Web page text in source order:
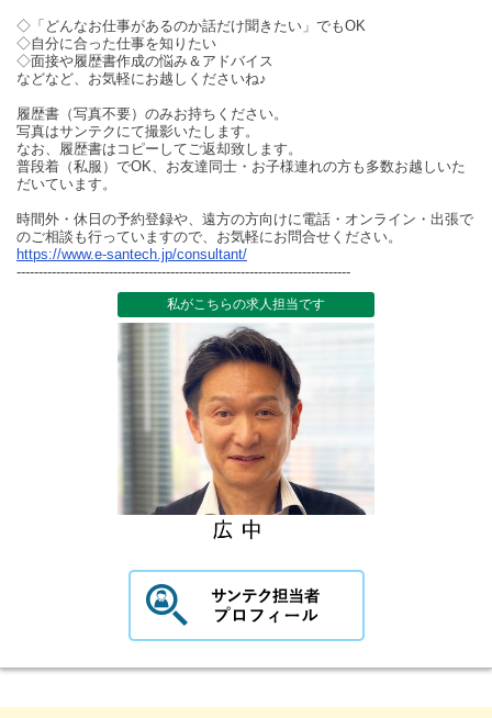
◇「どんなお仕事があるのか話だけ聞きたい」でもOK
◇自分に合った仕事を知りたい
◇面接や履歴書作成の悩み＆アドバイス
などなど、お気軽にお越しくださいね♪
履歴書（写真不要）のみお持ちください。
写真はサンテクにて撮影いたします。
なお、履歴書はコピーしてご返却致します。
普段着（私服）でOK、お友達同士・お子様連れの方も多数お越しいた
だいています。
時間外・休日の予約登録や、遠方の方向けに電話・オンライン・出張で
のご相談も行っていますので、お気軽にお問合せください。
https://www.e-santech.jp/consultant/
----------------------------------------------------------------------------
私がこちらの求人担当です